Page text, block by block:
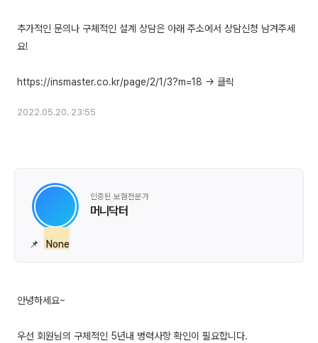
추가적인 문의나 구체적인 설계 상담은 아래 주소에서 상담신청 남겨주세
요!
2022.05.20. 23:55
인증된 보험전문가
머니닥터
📌 None
안녕하세요~
우선 회원님의 구체적인 5년내 병력사항 확인이 필요합니다.